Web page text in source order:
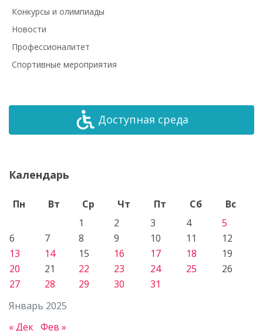
Конкурсы и олимпиады
Новости
Профессионалитет
Спортивные мероприятия
Доступная среда
Календарь
Январь 2025
Пн Вт Ср Чт Пт Сб
Вс
1
2 3 4
5
6
7 8 9 10 11
12
13
14 15 16 17 18
19
20
21 22 23 24 25
26
27
28 29 30 31
« Дек Фев »